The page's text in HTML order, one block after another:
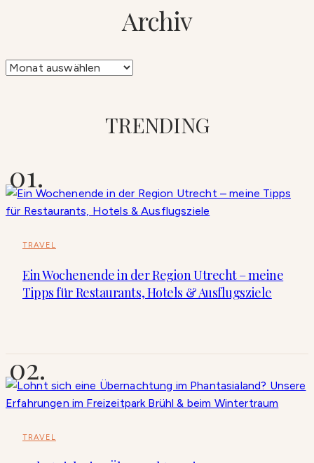
Archiv
Archiv
TRENDING
TRAVEL
Ein Wochenende in der Region Utrecht – meine
Tipps für Restaurants, Hotels & Ausflugsziele
TRAVEL